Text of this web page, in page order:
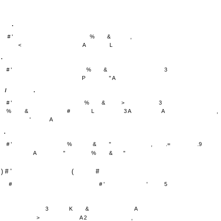
.
# ' % &
<
A
.
# ' % &
3
P
" A
/ .
# ' % & >
3
%
& # L 3 A A
,
'
A
.
# ' % & " .=
.9
A
'' % & "
) # ' ( #
# # ' ' 5
3 K &
A
>
A 2